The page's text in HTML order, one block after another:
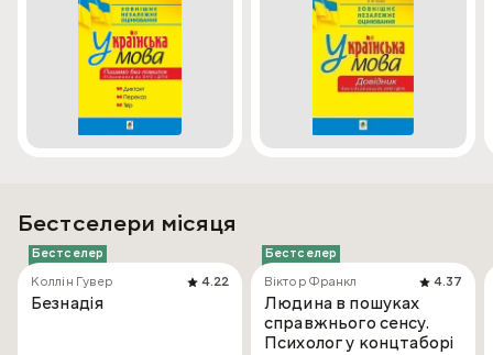
Бестселери місяця
Бестселер
Коллін Гувер
4.22
Безнадія
Бестселер
Віктор Франкл
4.37
Людина в пошуках
справжнього сенсу.
Психолог у концтаборі